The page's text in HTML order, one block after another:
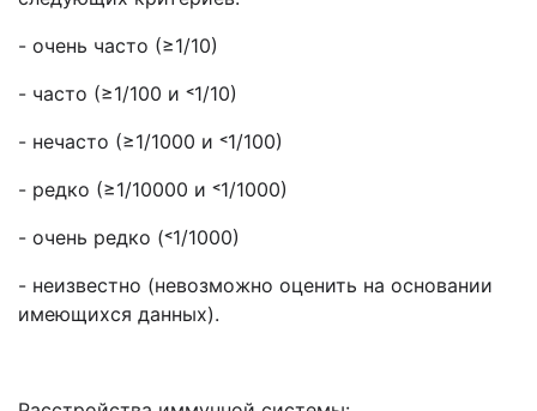
- очень часто (≥1/10)
- часто (≥1/100 и ˂1/10)
- нечасто (≥1/1000 и ˂1/100)
- редко (≥1/10000 и ˂1/1000)
- очень редко (˂1/1000)
- неизвестно (невозможно оценить на основании
имеющихся данных).